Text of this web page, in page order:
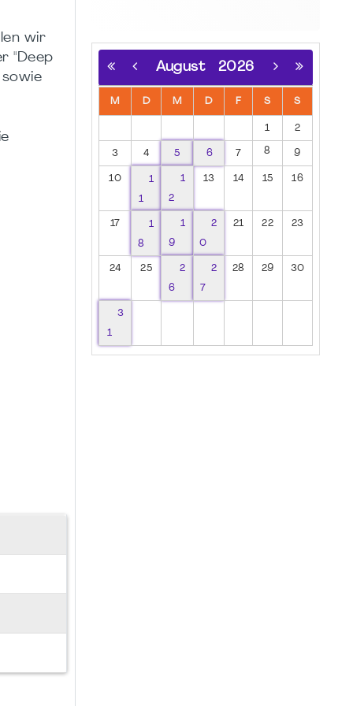
wir
"Deep
August 2026
M D M D F S S
1 2
3 4 5 6 7 8 9
10
1
1
1
2
13 14 15 16
17
1
8
1
9
2
0
21 22 23
24 25
2
6
2
7
28 29 30
3
1